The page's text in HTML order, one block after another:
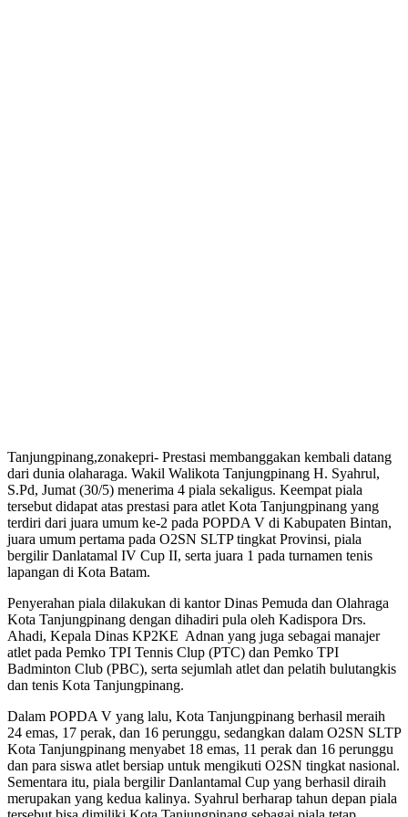
Tanjungpinang,zonakepri- Prestasi membanggakan kembali datang
dari dunia olaharaga. Wakil Walikota Tanjungpinang H. Syahrul,
S.Pd, Jumat (30/5) menerima 4 piala sekaligus. Keempat piala
tersebut didapat atas prestasi para atlet Kota Tanjungpinang yang
terdiri dari juara umum ke-2 pada POPDA V di Kabupaten Bintan,
juara umum pertama pada O2SN SLTP tingkat Provinsi, piala
bergilir Danlatamal IV Cup II, serta juara 1 pada turnamen tenis
lapangan di Kota Batam.
Penyerahan piala dilakukan di kantor Dinas Pemuda dan Olahraga
Kota Tanjungpinang dengan dihadiri pula oleh Kadispora Drs.
Ahadi, Kepala Dinas KP2KE Adnan yang juga sebagai manajer
atlet pada Pemko TPI Tennis Clup (PTC) dan Pemko TPI
Badminton Club (PBC), serta sejumlah atlet dan pelatih bulutangkis
dan tenis Kota Tanjungpinang.
Dalam POPDA V yang lalu, Kota Tanjungpinang berhasil meraih
24 emas, 17 perak, dan 16 perunggu, sedangkan dalam O2SN SLTP
Kota Tanjungpinang menyabet 18 emas, 11 perak dan 16 perunggu
dan para siswa atlet bersiap untuk mengikuti O2SN tingkat nasional.
Sementara itu, piala bergilir Danlantamal Cup yang berhasil diraih
merupakan yang kedua kalinya. Syahrul berharap tahun depan piala